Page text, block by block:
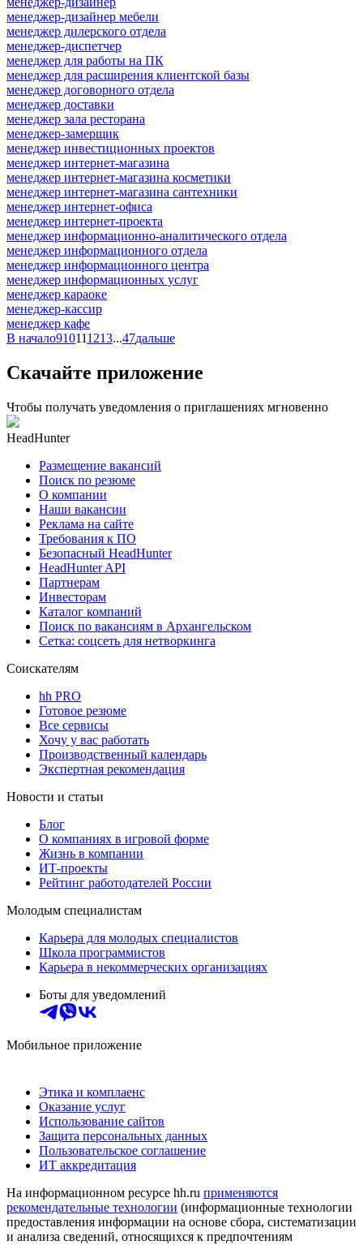
менеджер-дизайнер мебели
менеджер дилерского отдела
менеджер-диспетчер
менеджер для работы на ПК
менеджер для расширения клиентской базы
менеджер договорного отдела
менеджер доставки
менеджер зала ресторана
менеджер-замерщик
менеджер инвестиционных проектов
менеджер интернет-магазина
менеджер интернет-магазина косметики
менеджер интернет-магазина сантехники
менеджер интернет-офиса
менеджер интернет-проекта
менеджер информационно-аналитического отдела
менеджер информационного отдела
менеджер информационного центра
менеджер информационных услуг
менеджер караоке
менеджер-кассир
менеджер кафе
В начало910111213...47дальше
Скачайте приложение
Чтобы получать уведомления о приглашениях мгновенно
HeadHunter
Размещение вакансий
Поиск по резюме
О компании
Наши вакансии
Реклама на сайте
Требования к ПО
Безопасный HeadHunter
HeadHunter API
Партнерам
Инвесторам
Каталог компаний
Поиск по вакансиям в Архангельском
Сетка: соцсеть для нетворкинга
Соискателям
hh PRO
Готовое резюме
Все сервисы
Хочу у вас работать
Производственный календарь
Экспертная рекомендация
Новости и статьи
Блог
О компаниях в игровой форме
Жизнь в компании
ИТ-проекты
Рейтинг работодателей России
Молодым специалистам
Карьера для молодых специалистов
Школа программистов
Карьера в некоммерческих организациях
Боты для уведомлений
Мобильное приложение
Этика и комплаенс
Оказание услуг
Использование сайтов
Защита персональных данных
Пользовательское соглашение
ИТ аккредитация
На информационном ресурсе hh.ru применяются
рекомендательные технологии (информационные технологии
предоставления информации на основе сбора, систематизации
и анализа сведений, относящихся к предпочтениям